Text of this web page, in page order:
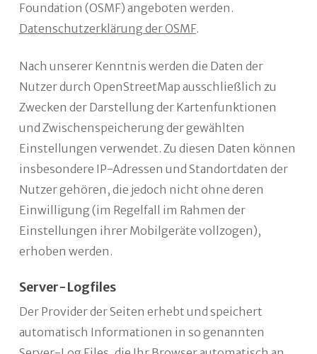
Foundation (OSMF) angeboten werden.
Datenschutzerklärung der OSMF.
Nach unserer Kenntnis werden die Daten der
Nutzer durch OpenStreetMap ausschließlich zu
Zwecken der Darstellung der Kartenfunktionen
und Zwischenspeicherung der gewählten
Einstellungen verwendet. Zu diesen Daten können
insbesondere IP-Adressen und Standortdaten der
Nutzer gehören, die jedoch nicht ohne deren
Einwilligung (im Regelfall im Rahmen der
Einstellungen ihrer Mobilgeräte vollzogen),
erhoben werden.
Server-Logfiles
Der Provider der Seiten erhebt und speichert
automatisch Informationen in so genannten